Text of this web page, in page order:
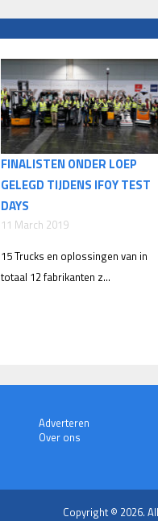
FINALISTEN ONDER LOEP
GELEGD TIJDENS IFOY TEST
DAYS
11 March 2019
15 Trucks en oplossingen van in
totaal 12 fabrikanten z...
Adverteren
Over ons
Copyright © 2026.